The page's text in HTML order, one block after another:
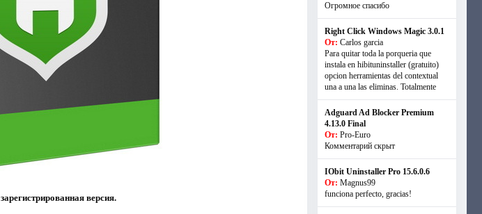
зарегистрированная версия.
Огромное спасибо
Right Click Windows Magic 3.0.1
От: Carlos garcia
Para quitar toda la porqueria que
instala en hibituninstaller (gratuito)
opcion herramientas del contextual
una a una las eliminas. Totalmente
Adguard Ad Blocker Premium
4.13.0 Final
От: Pro-Euro
Комментарий скрыт
IObit Uninstaller Pro 15.6.0.6
От: Magnus99
funciona perfecto, gracias!